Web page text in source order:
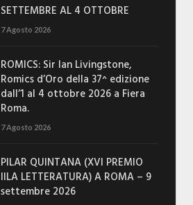
SETTEMBRE AL 4 OTTOBRE
7 Agosto 2026
ROMICS: Sir Ian Livingstone,
Romics d’Oro della 37^ edizione
dall’1 al 4 ottobre 2026 a Fiera
Roma.
7 Agosto 2026
PILAR QUINTANA (XVI PREMIO
IILA LETTERATURA) A ROMA – 9
settembre 2026